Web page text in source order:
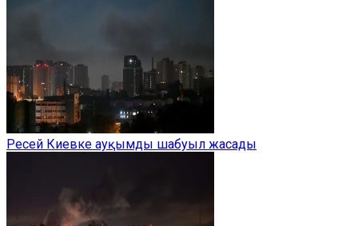
Ресей Киевке ауқымды шабуыл жасады